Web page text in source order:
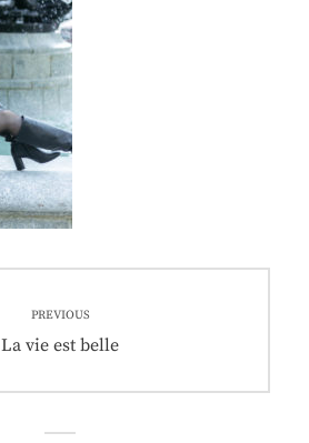
PREVIOUS
Previous
La vie est belle